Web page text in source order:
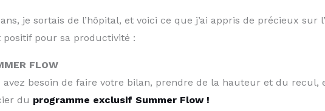
je sortais de l’hôpital, et voici ce que j’ai appris de précieux
pour sa productivité :
FLOW
avez besoin de faire votre bilan, prendre de la hauteur et du
du programme exclusif Summer Flow !